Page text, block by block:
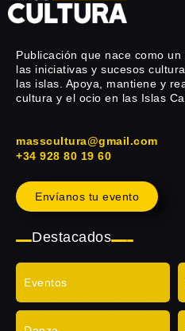
Publicación que nace como
las iniciativas y sucesos
las islas. Apoya, mantiene y
cultura y el ocio en las Islas
masscultura@gmail.com
+34 928 80 19 60
Envíanos tu evento
Destacados
Eventos